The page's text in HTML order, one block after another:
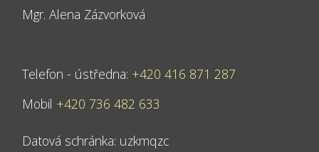
Mgr. Alena Zázvorková
Telefon - ústředna: +420 416 871 287
Mobil +420 736 482 633
Datová schránka: uzkmqzc